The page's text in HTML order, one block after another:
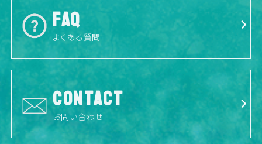
FAQ
よくある質問
CONTACT
お問い合わせ